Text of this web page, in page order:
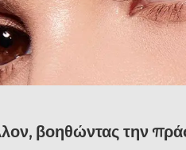
βοηθώντας την